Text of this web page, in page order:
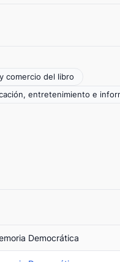
comercio del libro
entretenimiento e
Democrática